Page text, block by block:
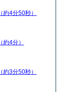
（約4分50秒）
（約4分）
（約3分50秒）